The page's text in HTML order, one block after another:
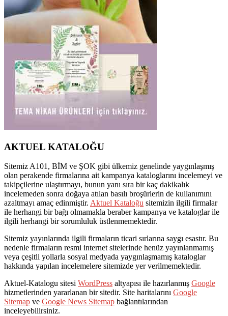
AKTUEL KATALOĞU
Sitemiz A101, BİM ve ŞOK gibi ülkemiz genelinde yaygınlaşmış
olan perakende firmalarına ait kampanya kataloglarını incelemeyi ve
takipçilerine ulaştırmayı, bunun yanı sıra bir kaç dakikalık
incelemeden sonra doğaya atılan basılı broşürlerin de kullanımını
azaltmayı amaç edinmiştir. Aktuel Kataloğu sitemizin ilgili firmalar
ile herhangi bir bağı olmamakla beraber kampanya ve kataloglar ile
ilgili herhangi bir sorumluluk üstlenmemektedir.
Sitemiz yayınlarında ilgili firmaların ticari sırlarına saygı esastır. Bu
nedenle firmaların resmi internet sitelerinde henüz yayınlanmamış
veya çeşitli yollarla sosyal medyada yaygınlaşmamış kataloglar
hakkında yapılan incelemelere sitemizde yer verilmemektedir.
Aktuel-Katalogu sitesi WordPress altyapısı ile hazırlanmış Google
hizmetlerinden yararlanan bir sitedir. Site haritalarını Google
Sitemap ve Google News Sitemap bağlantılarından
inceleyebilirsiniz.